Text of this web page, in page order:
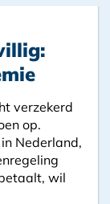
verzekerd
op.
Nederland,
wil